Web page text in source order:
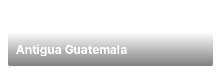
Antigua Guatemala